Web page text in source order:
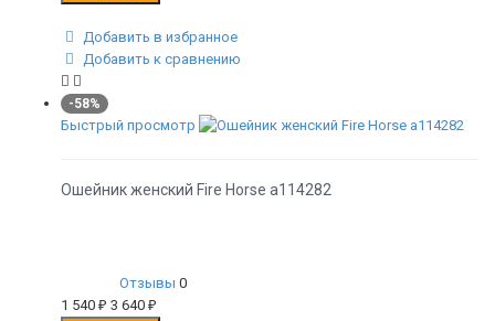
Добавить в избранное
Добавить к сравнению
-58%
Быстрый просмотр
Ошейник женский Fire Horse а114282
Отзывы 0
1 540 ₽ 3 640 ₽